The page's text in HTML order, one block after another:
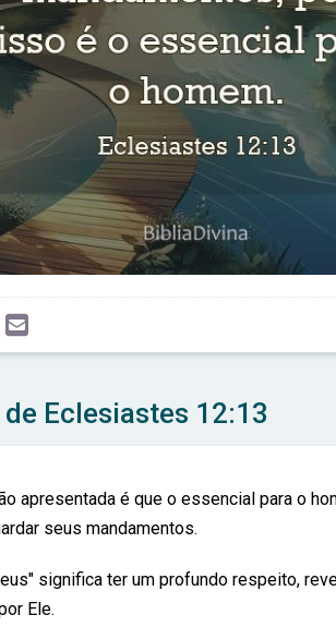
Eclesiastes 12:13
apresentada é que o essencial para o
seus mandamentos.
significa ter um profundo respeito,
Ele.